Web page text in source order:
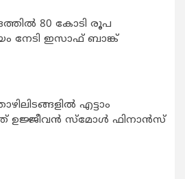
80 കോടി രൂപ
നേടി ഇസാഫ് ബാങ്ക്
എട്ടാം
ഉജ്ജീവൻ സ്മോൾ ഫിനാൻസ്